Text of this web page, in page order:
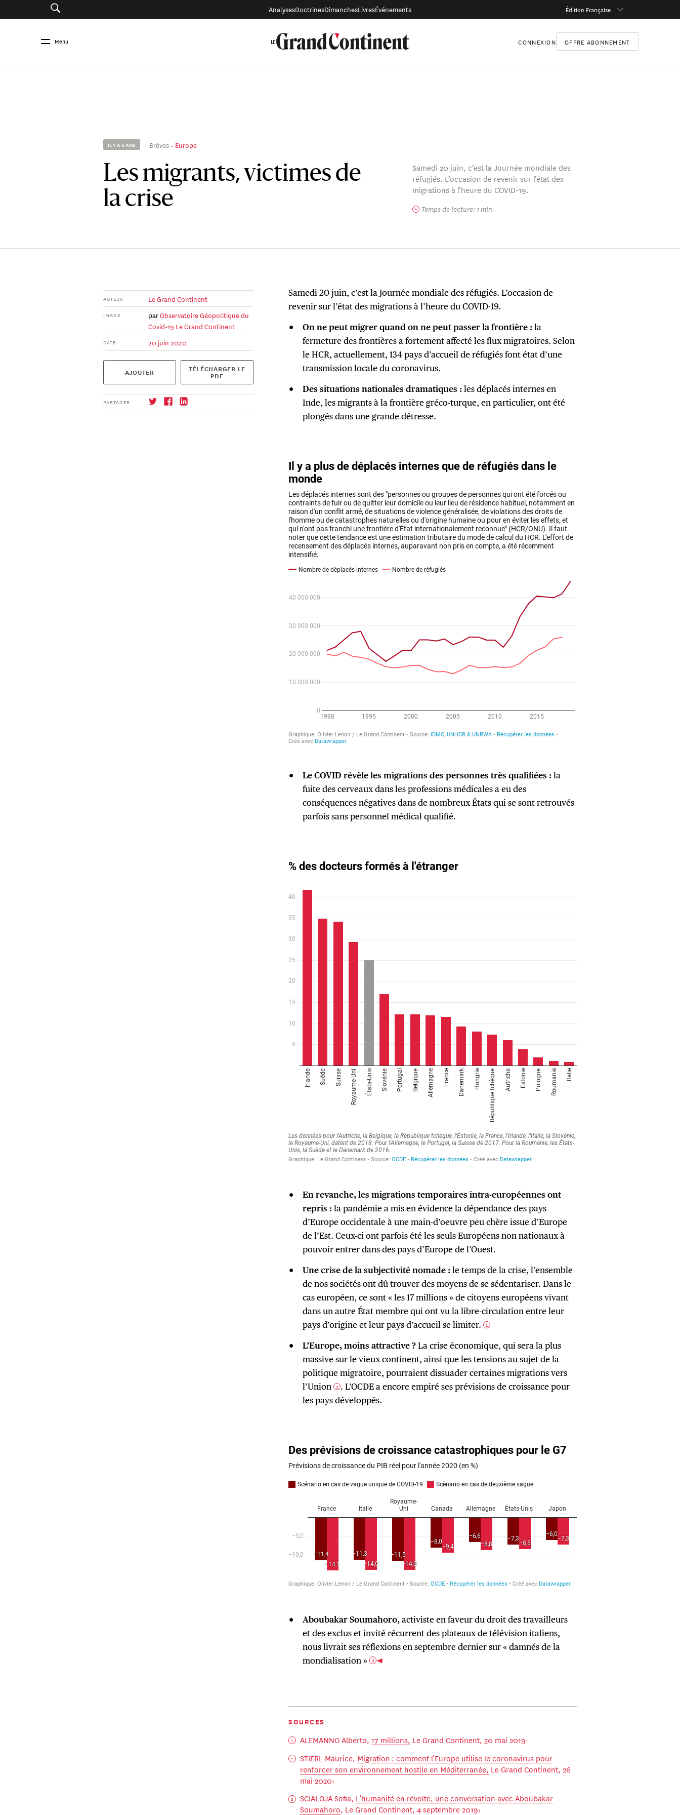
AnalysesDoctrinesDimanchesLivresÉvénements Édition Française
Menu CONNEXION OFFRE ABONNEMENT
IL Y A 6 ANS Brèves Europe
Les migrants, victimes de
la crise
Samedi 20 juin, c’est la Journée mondiale des
réfugiés. L’occasion de revenir sur l’état des
migrations à l’heure du COVID-19.
Temps de lecture: 1 min
AUTEUR Le Grand Continent
IMAGE parObservatoire Géopolitique du
Covid-19 Le Grand Continent
DATE 20 juin 2020
AJOUTER TÉLÉCHARGER LE
PDF
PARTAGER
Samedi 20 juin, c’est la Journée mondiale des réfugiés. L’occasion de
revenir sur l’état des migrations à l’heure du COVID-19.
On ne peut migrer quand on ne peut passer la frontière : la
fermeture des frontières a fortement affecté les flux migratoires. Selon
le HCR, actuellement, 134 pays d’accueil de réfugiés font état d’une
transmission locale du coronavirus.
Des situations nationales dramatiques : les déplacés internes en
Inde, les migrants à la frontière gréco-turque, en particulier, ont été
plongés dans une grande détresse.
Le COVID révèle les migrations des personnes très qualifiées : la
fuite des cerveaux dans les professions médicales a eu des
conséquences négatives dans de nombreux États qui se sont retrouvés
parfois sans personnel médical qualifié.
En revanche, les migrations temporaires intra-européennes ont
repris : la pandémie a mis en évidence la dépendance des pays
d’Europe occidentale à une main-d’oeuvre peu chère issue d’Europe
de l’Est. Ceux-ci ont parfois été les seuls Européens non nationaux à
pouvoir entrer dans des pays d’Europe de l’Ouest.
Une crise de la subjectivité nomade : le temps de la crise, l’ensemble
de nos sociétés ont dû trouver des moyens de se sédentariser. Dans le
cas européen, ce sont « les 17 millions » de citoyens européens vivant
dans un autre État membre qui ont vu la libre-circulation entre leur
pays d’origine et leur pays d’accueil se limiter.
1
L’Europe, moins attractive ?La crise économique, qui sera la plus
massive sur le vieux continent, ainsi que les tensions au sujet de la
politique migratoire, pourraient dissuader certaines migrations vers
l’Union
2 . L’OCDE a encore empiré ses prévisions de croissance pour
les pays développés.
Aboubakar Soumahoro,activiste en faveur du droit des travailleurs
et des exclus et invité récurrent des plateaux de télévision italiens,
nous livrait ses réflexions en septembre dernier sur « damnés de la
mondialisation » 3
SOURCES
ALEMANNO Alberto,17 millions, Le Grand Continent, 30 mai 2019
STIERL Maurice, Migration : comment l’Europe utilise le coronavirus pour
renforcer son environnement hostile en Méditerranée, Le Grand Continent, 26
mai 2020
SCIALOJA Sofia, L’humanité en révolte, une conversation avec Aboubakar
Soumahoro, Le Grand Continent, 4 septembre 2019